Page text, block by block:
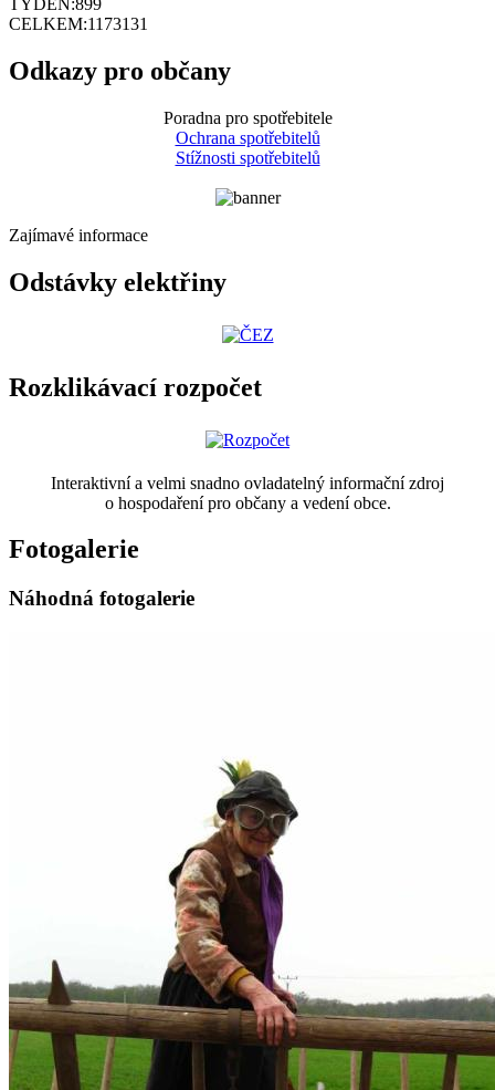
TÝDEN:899
CELKEM:1173131
Odkazy pro občany
Poradna pro spotřebitele
Ochrana spotřebitelů
Stížnosti spotřebitelů
Zajímavé informace
Odstávky elektřiny
Rozklikávací rozpočet
Interaktivní a velmi snadno ovladatelný informační zdroj
o hospodaření pro občany a vedení obce.
Fotogalerie
Náhodná fotogalerie